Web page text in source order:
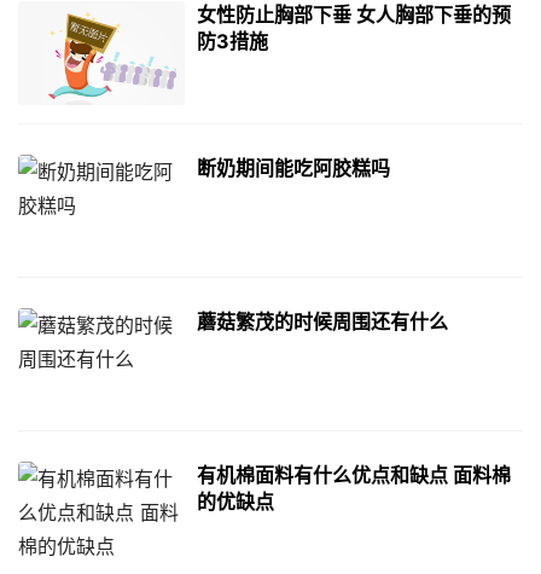
女性防止胸部下垂 女人胸部下垂的预
防3措施
断奶期间能吃阿胶糕吗
蘑菇繁茂的时候周围还有什么
有机棉面料有什么优点和缺点 面料棉
的优缺点